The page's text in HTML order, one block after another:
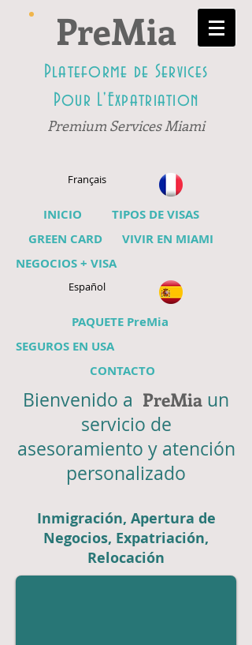
PreMia
Plateforme de Services
Pour L'Expatriation
Premium Services Miami
Français
INICIO
GREEN CARD
TIPOS DE VISAS
VIVIR EN MIAMI
NEGOCIOS + VISA
Español
PAQUETE PreMia
SEGUROS EN USA
CONTACTO
Bienvenido a PreMia un
servicio de
asesoramiento y atención
personalizado
Inmigración, Apertura de
Negocios, Expatriación,
Relocación
Inmigration